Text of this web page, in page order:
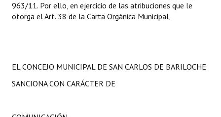
963/11. Por ello, en ejercicio de las atribuciones que le
otorga el Art. 38 de la Carta Orgánica Municipal,
EL CONCEJO MUNICIPAL DE SAN CARLOS DE BARILOCHE
SANCIONA CON CARÁCTER DE